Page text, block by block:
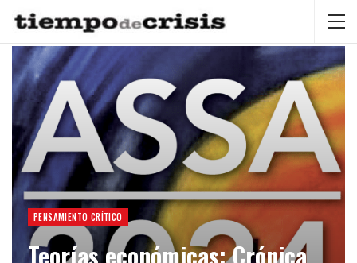
PENSAMIENTO CRÍTICO
Teorías económicas: Crónica